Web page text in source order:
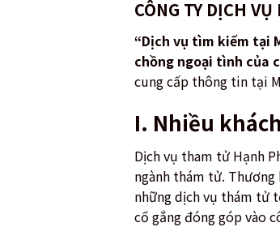
CÔNG TY DỊCH
“Dịch vụ tìm kiếm tại
chồng ngoại tình của
cung cấp thông tin tại
I. Nhiều
Dịch vụ tham tử Hạnh
ngành thám tử. Thương
những dịch vụ thám tử
cố gắng đóng góp vào